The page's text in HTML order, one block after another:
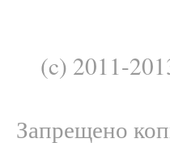
(c) 2011-
Запрещено